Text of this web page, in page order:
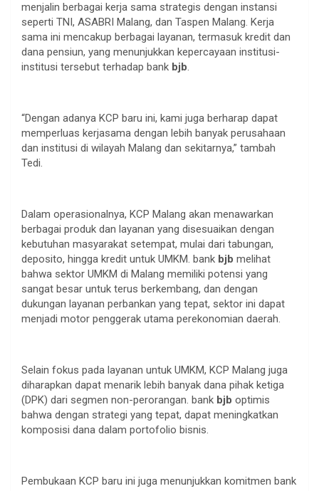
menjalin berbagai kerja sama strategis dengan instansi
seperti TNI, ASABRI Malang, dan Taspen Malang. Kerja
sama ini mencakup berbagai layanan, termasuk kredit dan
dana pensiun, yang menunjukkan kepercayaan institusi-
institusi tersebut terhadap bank bjb.
“Dengan adanya KCP baru ini, kami juga berharap dapat
memperluas kerjasama dengan lebih banyak perusahaan
dan institusi di wilayah Malang dan sekitarnya,” tambah
Tedi.
Dalam operasionalnya, KCP Malang akan menawarkan
berbagai produk dan layanan yang disesuaikan dengan
kebutuhan masyarakat setempat, mulai dari tabungan,
deposito, hingga kredit untuk UMKM. bank bjb melihat
bahwa sektor UMKM di Malang memiliki potensi yang
sangat besar untuk terus berkembang, dan dengan
dukungan layanan perbankan yang tepat, sektor ini dapat
menjadi motor penggerak utama perekonomian daerah.
Selain fokus pada layanan untuk UMKM, KCP Malang juga
diharapkan dapat menarik lebih banyak dana pihak ketiga
(DPK) dari segmen non-perorangan. bank bjb optimis
bahwa dengan strategi yang tepat, dapat meningkatkan
komposisi dana dalam portofolio bisnis.
Pembukaan KCP baru ini juga menunjukkan komitmen bank